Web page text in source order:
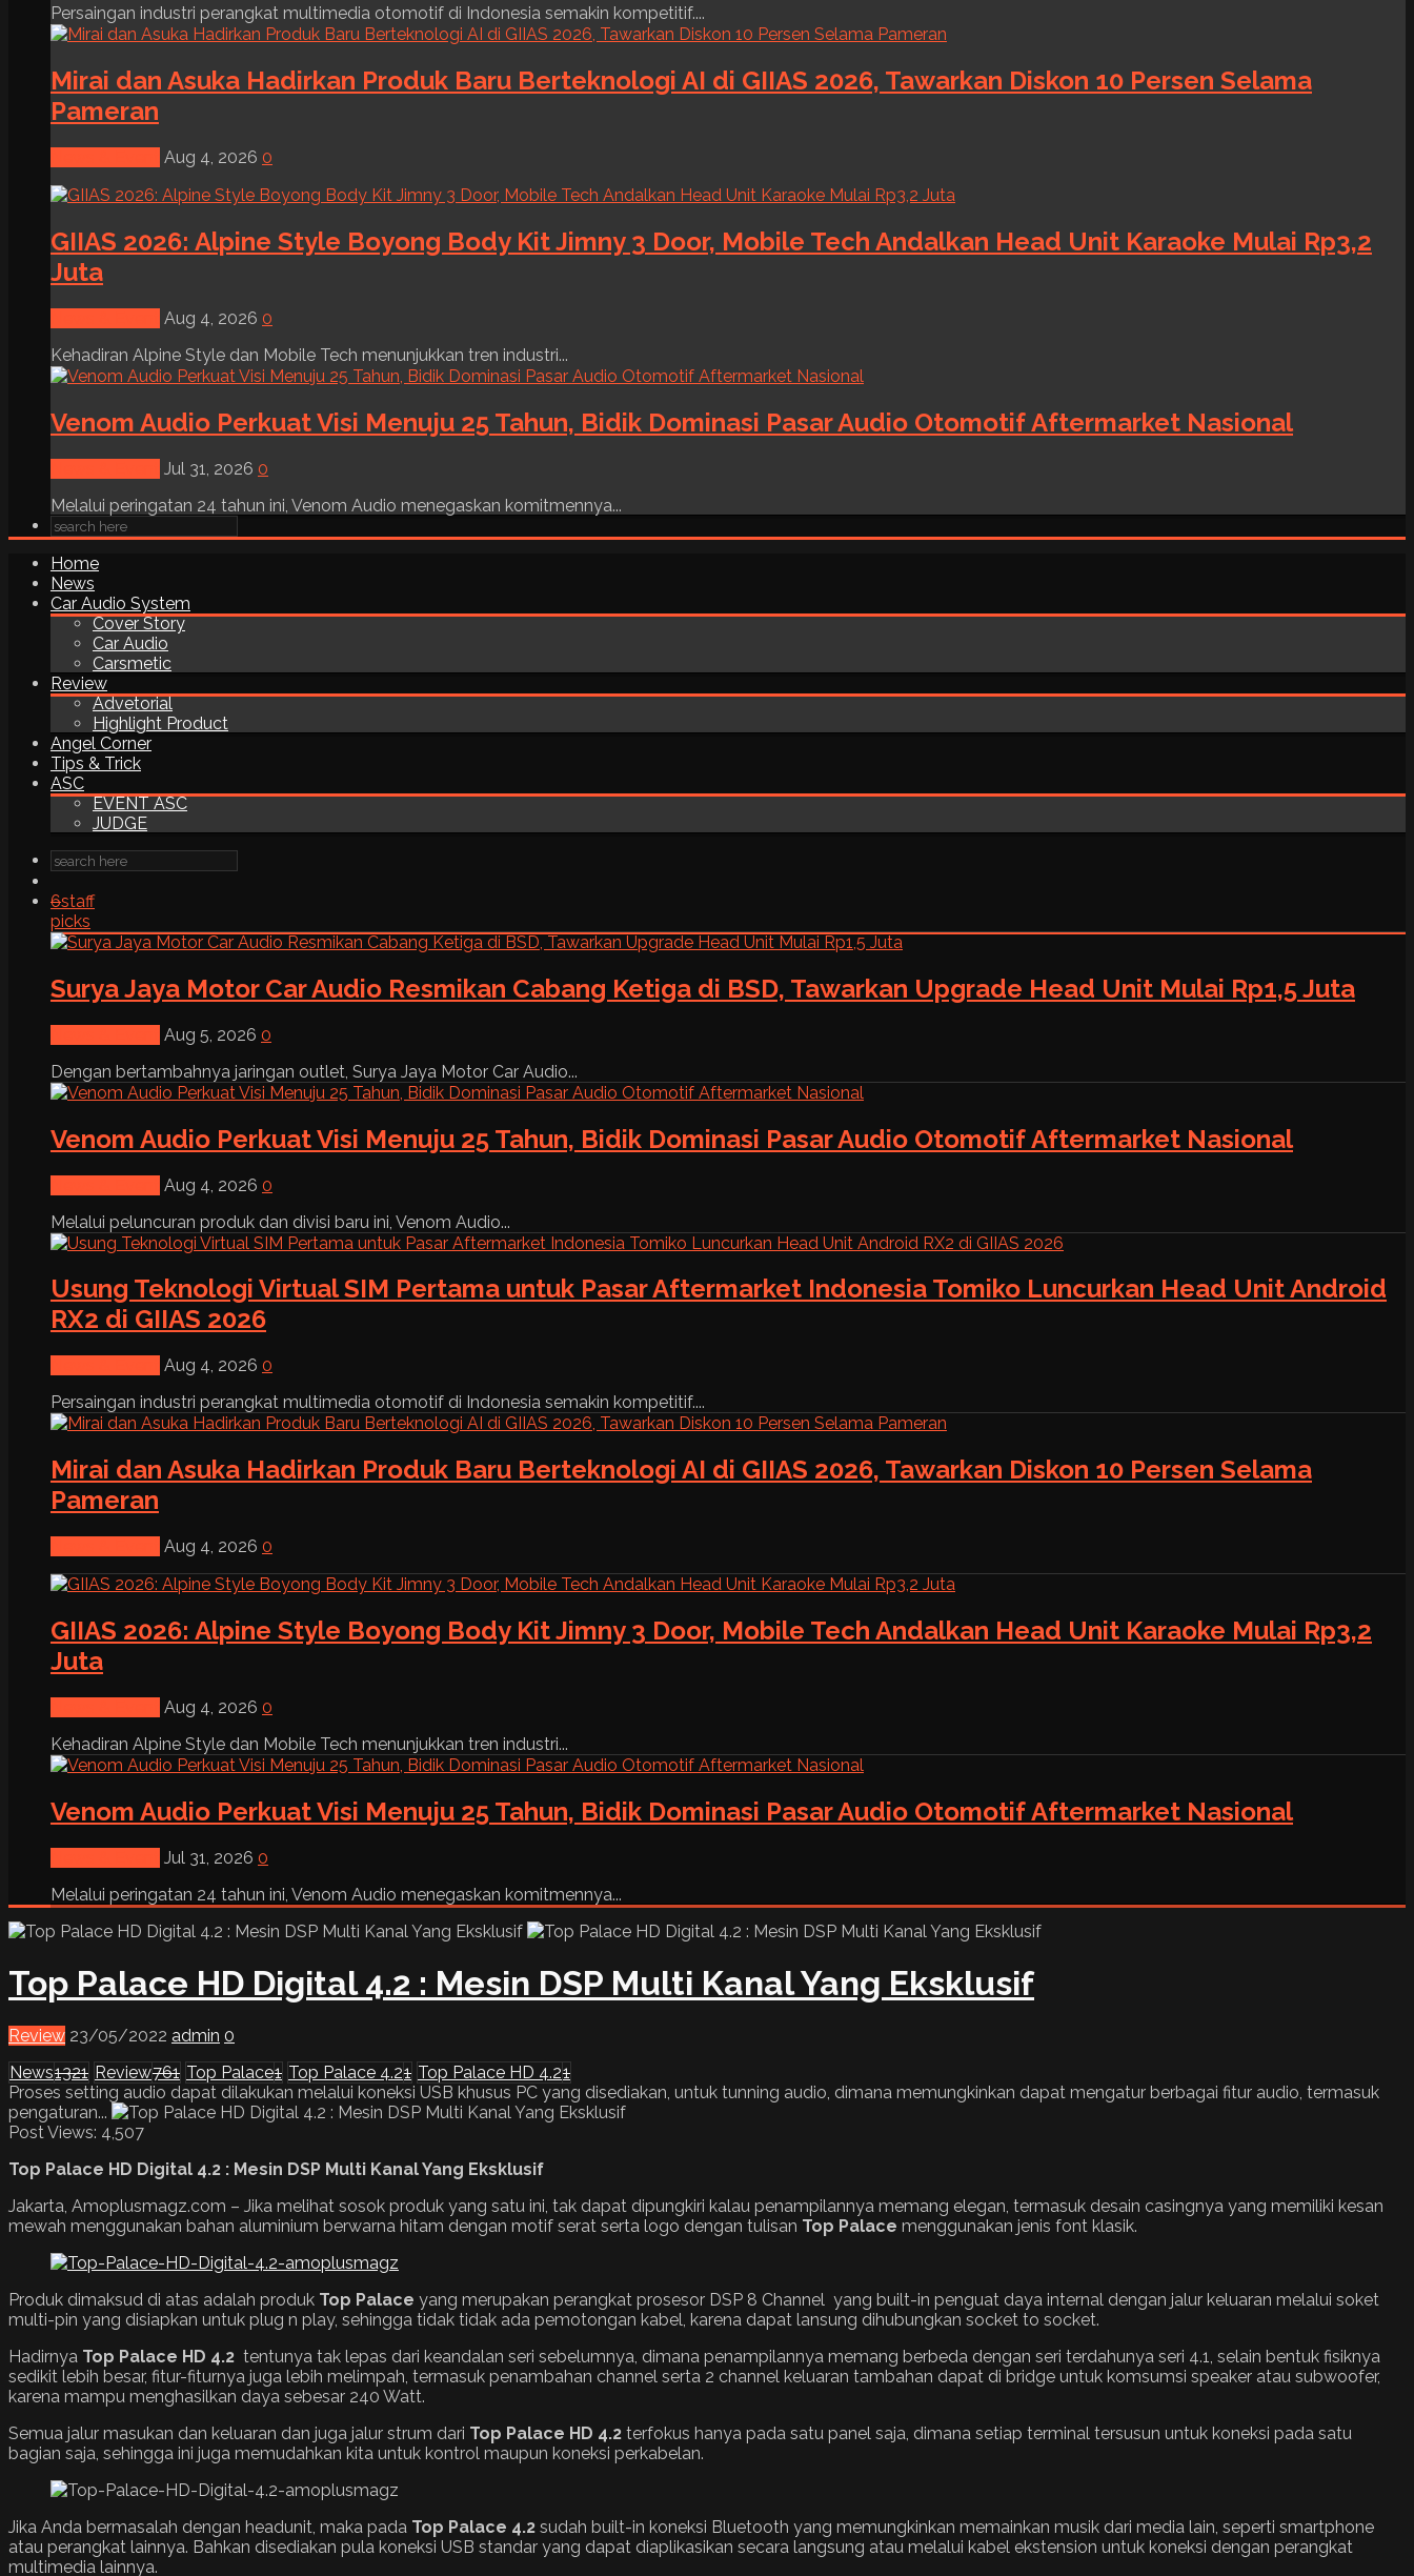
Persaingan industri perangkat multimedia otomotif di Indonesia semakin kompetitif....
Mirai dan Asuka Hadirkan Produk Baru Berteknologi AI di GIIAS 2026, Tawarkan Diskon 10 Persen Selama
Pameran
Aug 4, 2026 0
GIIAS 2026: Alpine Style Boyong Body Kit Jimny 3 Door, Mobile Tech Andalkan Head Unit Karaoke Mulai Rp3,2
Juta
Aug 4, 2026 0
Kehadiran Alpine Style dan Mobile Tech menunjukkan tren industri...
Venom Audio Perkuat Visi Menuju 25 Tahun, Bidik Dominasi Pasar Audio Otomotif Aftermarket Nasional
Jul 31, 2026 0
Melalui peringatan 24 tahun ini, Venom Audio menegaskan komitmennya...
Home
News
Car Audio System
Cover Story
Car Audio
Carsmetic
Review
Advetorial
Highlight Product
Angel Corner
Tips & Trick
ASC
EVENT ASC
JUDGE
6staff
picks
Surya Jaya Motor Car Audio Resmikan Cabang Ketiga di BSD, Tawarkan Upgrade Head Unit Mulai Rp1,5 Juta
Aug 5, 2026 0
Dengan bertambahnya jaringan outlet, Surya Jaya Motor Car Audio...
Venom Audio Perkuat Visi Menuju 25 Tahun, Bidik Dominasi Pasar Audio Otomotif Aftermarket Nasional
Aug 4, 2026 0
Melalui peluncuran produk dan divisi baru ini, Venom Audio...
Usung Teknologi Virtual SIM Pertama untuk Pasar Aftermarket Indonesia Tomiko Luncurkan Head Unit Android
RX2 di GIIAS 2026
Aug 4, 2026 0
Persaingan industri perangkat multimedia otomotif di Indonesia semakin kompetitif....
Mirai dan Asuka Hadirkan Produk Baru Berteknologi AI di GIIAS 2026, Tawarkan Diskon 10 Persen Selama
Pameran
Aug 4, 2026 0
GIIAS 2026: Alpine Style Boyong Body Kit Jimny 3 Door, Mobile Tech Andalkan Head Unit Karaoke Mulai Rp3,2
Juta
Aug 4, 2026 0
Kehadiran Alpine Style dan Mobile Tech menunjukkan tren industri...
Venom Audio Perkuat Visi Menuju 25 Tahun, Bidik Dominasi Pasar Audio Otomotif Aftermarket Nasional
Jul 31, 2026 0
Melalui peringatan 24 tahun ini, Venom Audio menegaskan komitmennya...
Top Palace HD Digital 4.2 : Mesin DSP Multi Kanal Yang Eksklusif
Review 23/05/2022 admin 0
News1321 Review761 Top Palace1 Top Palace 4.21 Top Palace HD 4.21
Proses setting audio dapat dilakukan melalui koneksi USB khusus PC yang disediakan, untuk tunning audio, dimana memungkinkan dapat mengatur berbagai fitur audio, termasuk
pengaturan...
Post Views: 4,507
Top Palace HD Digital 4.2 : Mesin DSP Multi Kanal Yang Eksklusif
Jakarta, Amoplusmagz.com – Jika melihat sosok produk yang satu ini, tak dapat dipungkiri kalau penampilannya memang elegan, termasuk desain casingnya yang memiliki kesan
mewah menggunakan bahan aluminium berwarna hitam dengan motif serat serta logo dengan tulisan Top Palace menggunakan jenis font klasik.
Produk dimaksud di atas adalah produk Top Palace yang merupakan perangkat prosesor DSP 8 Channel yang built-in penguat daya internal dengan jalur keluaran melalui soket
multi-pin yang disiapkan untuk plug n play, sehingga tidak tidak ada pemotongan kabel, karena dapat lansung dihubungkan socket to socket.
Hadirnya Top Palace HD 4.2 tentunya tak lepas dari keandalan seri sebelumnya, dimana penampilannya memang berbeda dengan seri terdahunya seri 4.1, selain bentuk fisiknya
sedikit lebih besar, fitur-fiturnya juga lebih melimpah, termasuk penambahan channel serta 2 channel keluaran tambahan dapat di bridge untuk komsumsi speaker atau subwoofer,
karena mampu menghasilkan daya sebesar 240 Watt.
Semua jalur masukan dan keluaran dan juga jalur strum dari Top Palace HD 4.2 terfokus hanya pada satu panel saja, dimana setiap terminal tersusun untuk koneksi pada satu
bagian saja, sehingga ini juga memudahkan kita untuk kontrol maupun koneksi perkabelan.
Jika Anda bermasalah dengan headunit, maka pada Top Palace 4.2 sudah built-in koneksi Bluetooth yang memungkinkan memainkan musik dari media lain, seperti smartphone
atau perangkat lainnya. Bahkan disediakan pula koneksi USB standar yang dapat diaplikasikan secara langsung atau melalui kabel ekstension untuk koneksi dengan perangkat
multimedia lainnya.